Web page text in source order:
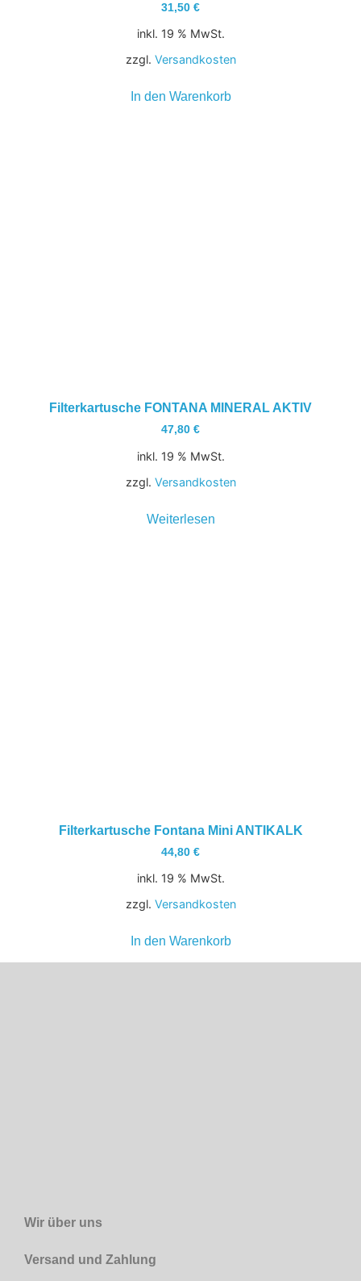
31,50 €
inkl. 19 % MwSt.
zzgl. Versandkosten
In den Warenkorb
Filterkartusche FONTANA MINERAL AKTIV
47,80 €
inkl. 19 % MwSt.
zzgl. Versandkosten
Weiterlesen
Filterkartusche Fontana Mini ANTIKALK
44,80 €
inkl. 19 % MwSt.
zzgl. Versandkosten
In den Warenkorb
Wir über uns
Versand und Zahlung